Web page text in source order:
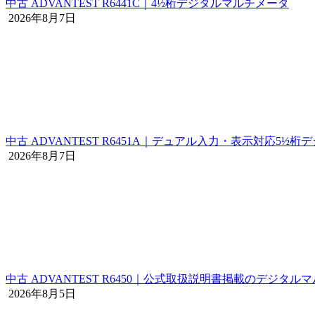
中古 ADVANTEST R6441C｜4½桁デジタルマルチメータ
2026年8月7日
中古 ADVANTEST R6451A｜デュアル入力・表示対応5½桁
2026年8月7日
中古 ADVANTEST R6450｜公式取扱説明書掲載のデジタルマ
2026年8月5日